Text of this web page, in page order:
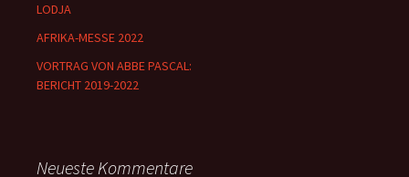
LODJA
AFRIKA-MESSE 2022
VORTRAG VON ABBE PASCAL:
BERICHT 2019-2022
Neueste Kommentare